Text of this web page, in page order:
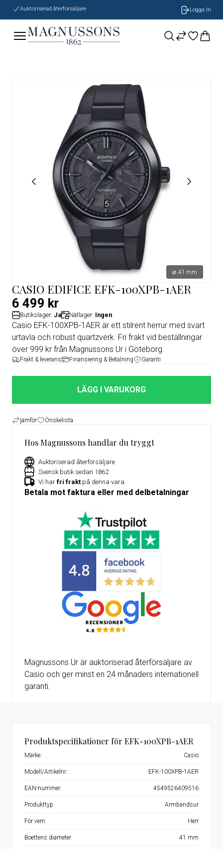
Auktoriserad återförsäljare Logga In
⌀ 41 mm
CASIO EDIFICE EFK-100XPB-1AER
6 499 kr
Butikslager: Ja Nätlager: Ingen
Casio EFK-100XPB-1AER är ett stilrent herrur med svart
urtavla och robust quartzverk. Fri frakt vid beställningar
över 999 kr från Magnussons Ur i Göteborg.
Frakt & leverans Finansiering & Betalning Garanti
LÄGG I VARUKORG
jämför Önskelista
Hos Magnussons handlar du tryggt
Auktoriserad återförsäljare
Svensk butik sedan 1862
Vi har fri frakt på denna vara
Betala mot faktura eller med delbetalningar
Magnussons Ur är auktoriserad återförsäljare av
Casio och ger minst en 24 månaders internationell
garanti.
Produktspecifikationer för EFK-100XPB-1AER
Märke: Casio
Modell/Artikelnr.: EFK-100XPB-1AER
EAN-nummer: 4549526409516
Produkttyp Armbandsur
För vem Herr
Boettens diameter 41 mm